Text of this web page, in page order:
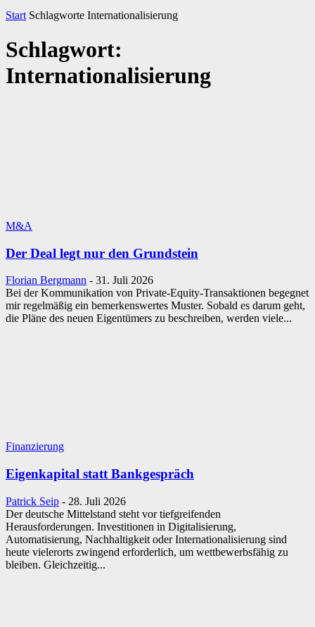
Start Schlagworte Internationalisierung
Schlagwort:
Internationalisierung
M&A
Der Deal legt nur den Grundstein
Florian Bergmann - 31. Juli 2026
Bei der Kommunikation von Private-Equity-Transaktionen begegnet
mir regelmäßig ein bemerkenswertes Muster. Sobald es darum geht,
die Pläne des neuen Eigentümers zu beschreiben, werden viele...
Finanzierung
Eigenkapital statt Bankgespräch
Patrick Seip - 28. Juli 2026
Der deutsche Mittelstand steht vor tiefgreifenden
Herausforderungen. Investitionen in Digitalisierung,
Automatisierung, Nachhaltigkeit oder Internationalisierung sind
heute vielerorts zwingend erforderlich, um wettbewerbsfähig zu
bleiben. Gleichzeitig...